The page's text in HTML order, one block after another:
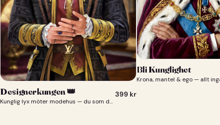
Designerkungen 👑
Kunglig lyx möter modehus — du som designerkung 👑
399 kr
Bli Kunglighet
Krona, mantel & ego — allt